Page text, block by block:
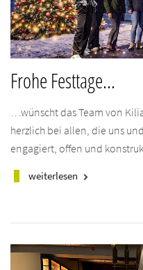
Frohe Festtage...
…wünscht das Team von
herzlich bei allen, die uns
engagiert, offen und
weiterlesen keyboard_arrow_right